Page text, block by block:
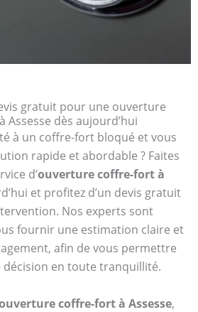
gratuit pour une ouverture
Assesse dès aujourd’hui
à un coffre-fort bloqué et vous
rapide et abordable ? Faites
d’ouverture coffre-fort à
et profitez d’un devis gratuit
Nos experts sont
fournir une estimation claire et
afin de vous permettre
en toute tranquillité.
coffre-fort à Assesse,